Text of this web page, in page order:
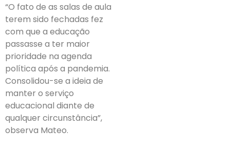
“O fato de as salas de aula
terem sido fechadas fez
com que a educação
passasse a ter maior
prioridade na agenda
política após a pandemia.
Consolidou-se a ideia de
manter o serviço
educacional diante de
qualquer circunstância”,
observa Mateo.